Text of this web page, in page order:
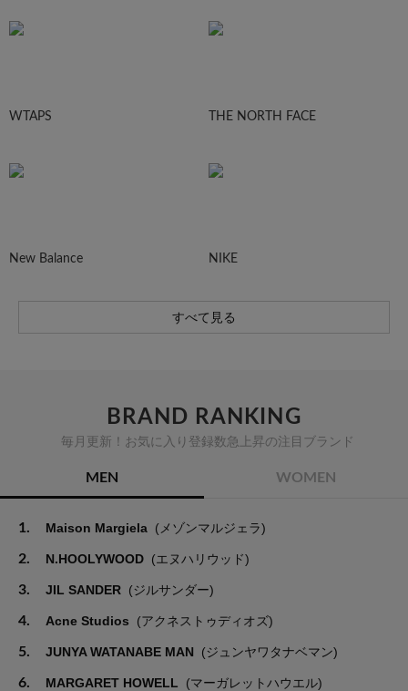
WTAPS THE NORTH FACE
New Balance NIKE
すべて見る
BRAND RANKING
毎月更新！お気に入り登録数急上昇の注目ブランド
MEN WOMEN
1. Maison Margiela (メゾンマルジェラ)
2. N.HOOLYWOOD (エヌハリウッド)
3. JIL SANDER (ジルサンダー)
4. Acne Studios (アクネストゥディオズ)
5. JUNYA WATANABE MAN (ジュンヤワタナベマン)
6. MARGARET HOWELL (マーガレットハウエル)